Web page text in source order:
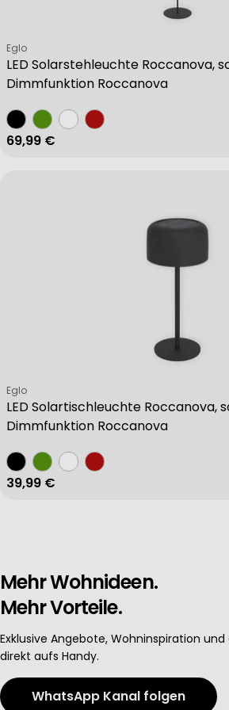
LED Solarstehleuchte Roccanova,
Dimmfunktion Roccanova
Verkäufer:
Eglo
Regulärer Preis
69,99 €
LED Solartischleuchte Roccanova,
Dimmfunktion Roccanova
Verkäufer:
Eglo
Regulärer Preis
39,99 €
Mehr Wohnideen.
Mehr Vorteile.
Exklusive Angebote, Wohninspiration
direkt aufs Handy.
WhatsApp Kanal folgen